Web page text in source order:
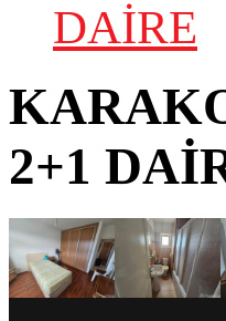
DAİRE
2+1